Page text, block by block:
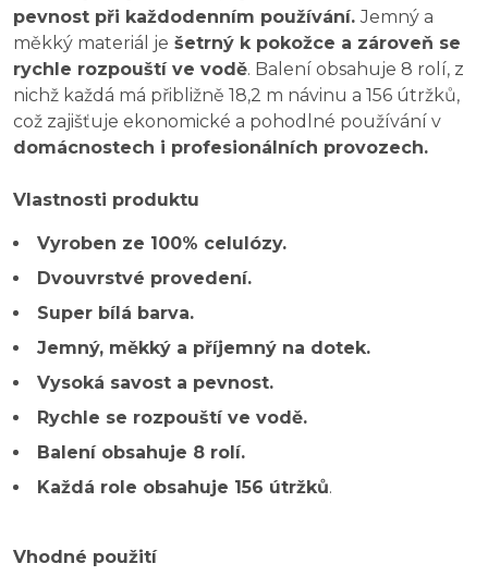
pevnost při každodenním používání.Jemný a
měkký materiál je šetrný k pokožce a zároveň se
rychle rozpouští ve vodě. Balení obsahuje 8 rolí, z
nichž každá má přibližně 18,2 m návinu a 156 útržků,
což zajišťuje ekonomické a pohodlné používání v
domácnostech i profesionálních provozech.
Vlastnosti produktu
Vyroben ze 100% celulózy.
Dvouvrstvé provedení.
Super bílá barva.
Jemný, měkký a příjemný na dotek.
Vysoká savost a pevnost.
Rychle se rozpouští ve vodě.
Balení obsahuje 8 rolí.
Každá role obsahuje 156 útržků.
Vhodné použití